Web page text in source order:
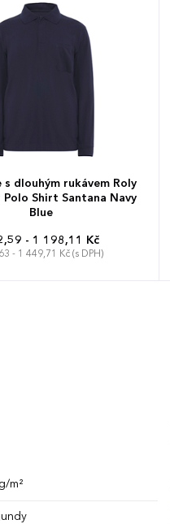
s dlouhým rukávem Roly
Polo Shirt Santana Navy
Blue
- 1 198,11 Kč
- 1 449,71 Kč (s DPH)
m²